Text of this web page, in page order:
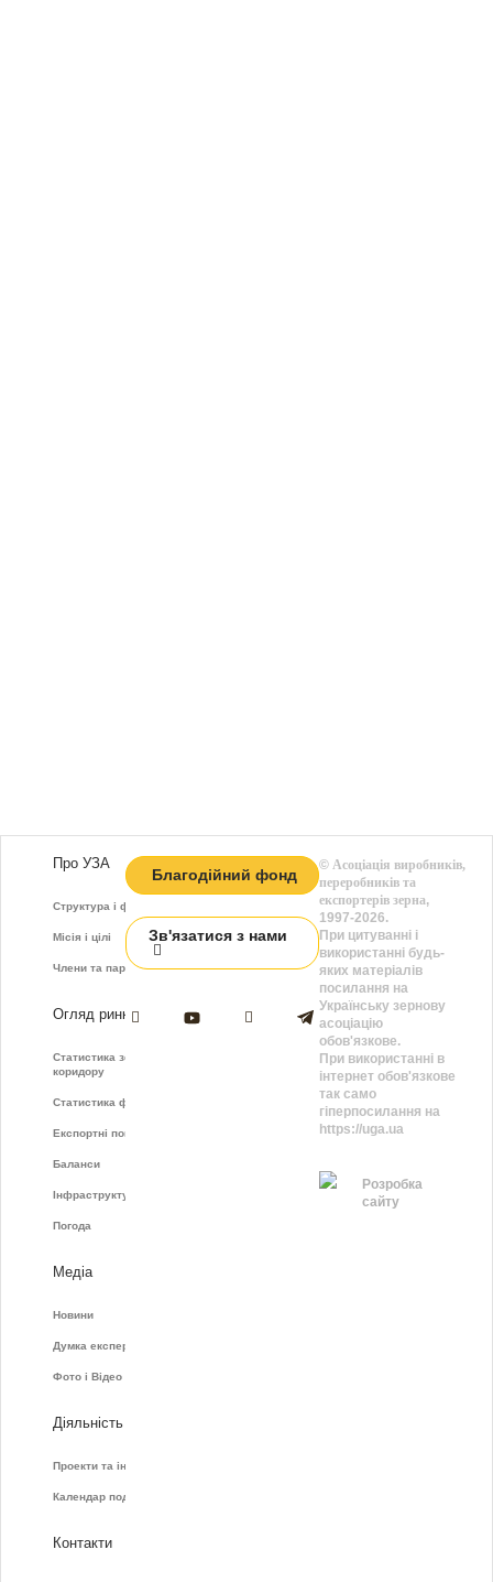
Про УЗА
Структура і функції
Місія і цілі
Члени та партнери
Огляд ринку
Статистика зернового
коридору
Статистика фрахту
Експортні показники
Баланси
Інфраструктура
Погода
Медіа
Новини
Думка експертів
Фото і Відео
Діяльність
Проекти та ініціативи
Календар подій
Контакти
Благодійний фонд
Зв'язатися з нами
©Асоціація виробників,
переробників та
експортерів зерна,
1997-2026.
При цитуванні і
використанні будь-
яких матеріалів
посилання на
Українську зернову
асоціацію
обов'язкове.
При використанні в
інтернет обов'язкове
так само
гіперпосилання на
https://uga.ua
Розробка
сайту